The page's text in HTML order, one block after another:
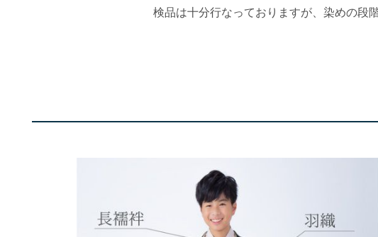
検品は十分行なっておりますが、染めの段